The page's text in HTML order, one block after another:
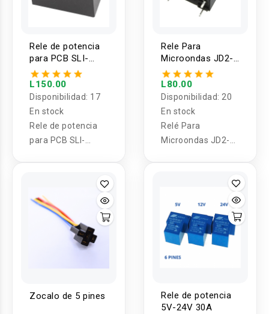
Rele de potencia
para PCB SLI-
12VDC-SL-A NO
30A 4 pines
L150.00
Disponibilidad: 17
En stock
Rele de potencia
para PCB SLI-
Rele Para
Microondas JD2-
1A 12V 16A 4
Pines Galanz
L80.00
Disponibilidad: 20
En stock
Relé Para
Microondas JD2-
Zocalo de 5 pines
Rele de potencia
5V-24V 30A